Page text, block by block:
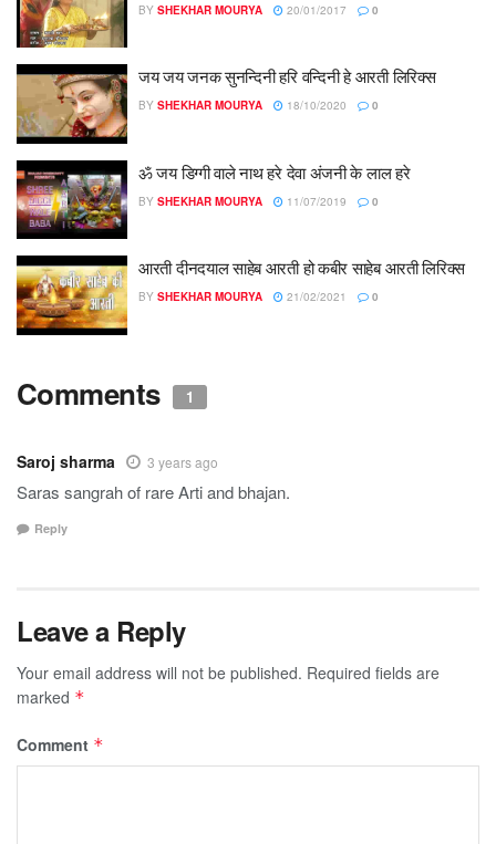
BY SHEKHAR MOURYA 20/01/2017 0
जय जय जनक सुनन्दिनी हरि वन्दिनी हे आरती लिरिक्स
BY SHEKHAR MOURYA 18/10/2020 0
ॐ जय डिग्गी वाले नाथ हरे देवा अंजनी के लाल हरे
BY SHEKHAR MOURYA 11/07/2019 0
आरती दीनदयाल साहेब आरती हो कबीर साहेब आरती लिरिक्स
BY SHEKHAR MOURYA 21/02/2021 0
Comments 1
Saroj sharma 3 years ago
Saras sangrah of rare Arti and bhajan.
Reply
Leave a Reply
Your email address will not be published. Required fields are
marked *
Comment *